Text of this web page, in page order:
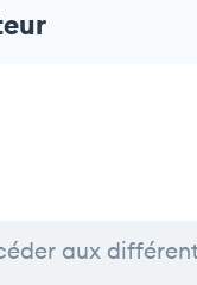
aux